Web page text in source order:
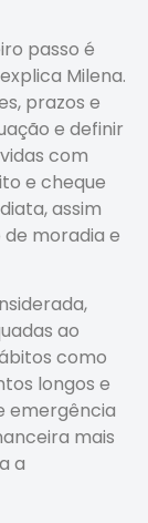
passo é
Milena.
prazos e
e definir
com
e cheque
assim
moradia e
ao
como
longos e
emergência
mais
a